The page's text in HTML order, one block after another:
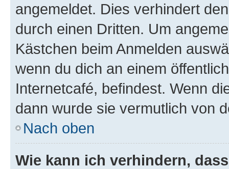
angemeldet. Dies verhindert
durch einen Dritten. Um
Kästchen beim Anmelden
wenn du dich an einem
Internetcafé, befindest. Wenn
dann wurde sie vermutlich von
Nach oben
Wie kann ich verhindern,